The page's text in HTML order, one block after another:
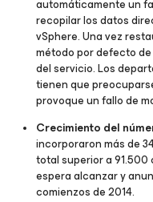
automáticamente un
recopilar los datos
vSphere. Una vez
método por defecto
del servicio. Los
tienen que
provoque un fallo de
Crecimiento del
incorporaron más de
total superior a 91.500
espera alcanzar y
comienzos de 2014.